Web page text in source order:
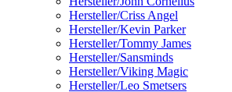
Hersteller/Criss Angel
Hersteller/Kevin Parker
Hersteller/Tommy James
Hersteller/Sansminds
Hersteller/Viking Magic
Hersteller/Leo Smetsers